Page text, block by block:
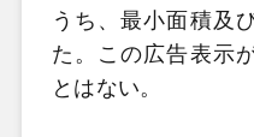
うち、最小面積及
た。この広告表示
とはない。